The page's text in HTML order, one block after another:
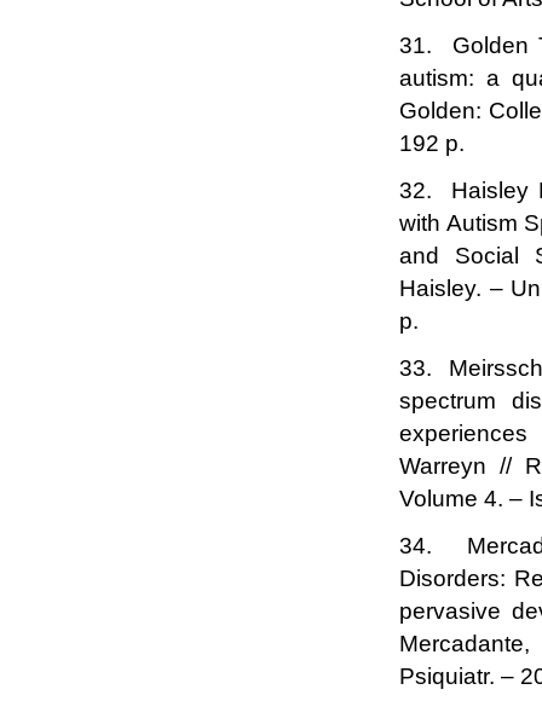
31. Golden
autism: a
Golden:
192 p.
32. Haisley
with Autism
and Social
Haisley. –
p.
33.
spectrum
Warreyn //
Volume 4. –
34.
Disorders:
pervasive
Psiquiatr. –